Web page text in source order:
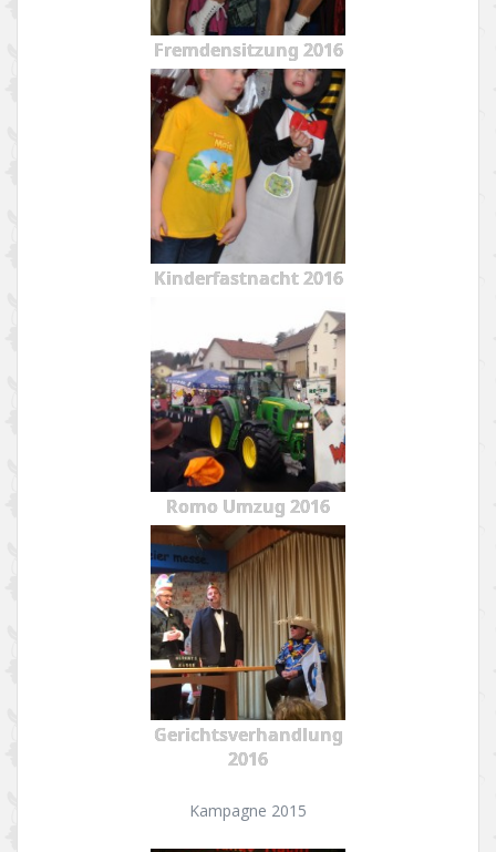
Fremdensitzung 2016
Kinderfastnacht 2016
Romo Umzug 2016
Gerichtsverhandlung
2016
Kampagne 2015